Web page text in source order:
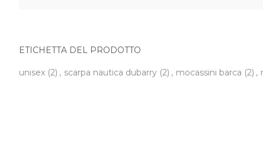
ETICHETTA DEL PRODOTTO
unisex (2) , scarpa nautica dubarry (2) , mocassini barca (2) ,